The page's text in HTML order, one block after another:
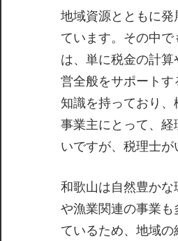
地域資源とともに
ています。 その中
は、単に税金の計
営全般をサポート
知識を持っており
事業主にとって、
いですが、税理士
和歌山は自然豊か
や漁業関連の事業
ているため、地域